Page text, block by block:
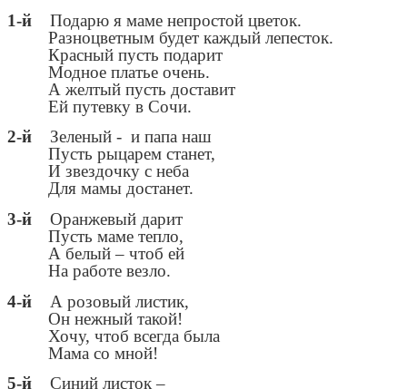
1-й Подарю я маме непростой цветок.
Разноцветным будет каждый лепесток.
Красный пусть подарит
Модное платье очень.
А желтый пусть доставит
Ей путевку в Сочи.
2-й Зеленый - и папа наш
Пусть рыцарем станет,
И звездочку с неба
Для мамы достанет.
3-й Оранжевый дарит
Пусть маме тепло,
А белый – чтоб ей
На работе везло.
4-й А розовый листик,
Он нежный такой!
Хочу, чтоб всегда была
Мама со мной!
5-й Синий листок –